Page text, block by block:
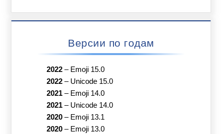
Версии по годам
2022– Emoji 15.0
2022– Unicode 15.0
2021– Emoji 14.0
2021– Unicode 14.0
2020– Emoji 13.1
2020– Emoji 13.0